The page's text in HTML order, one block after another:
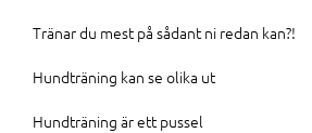
Tränar du mest på sådant ni redan kan?!
Hundträning kan se olika ut
Hundträning är ett pussel